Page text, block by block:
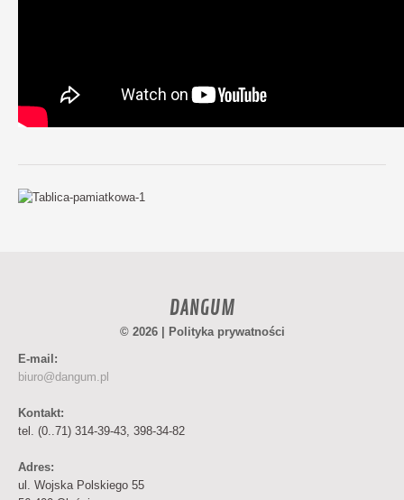
DANGUM
© 2026 | Polityka prywatności
E-mail:
biuro@dangum.pl
Kontakt:
tel. (0..71) 314-39-43, 398-34-82
Adres:
ul. Wojska Polskiego 55